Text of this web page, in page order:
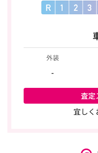
外装
-
査定
宜しく